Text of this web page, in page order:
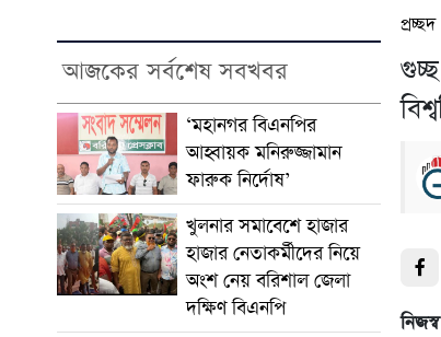
আজকের সর্বশেষ সবখবর
‘মহানগর বিএনপির
আহ্বায়ক মনিরুজ্জামান
ফারুক নির্দোষ’
খুলনার সমাবেশে হাজার
হাজার নেতাকর্মীদের নিয়ে
অংশ নেয় বরিশাল জেলা
দক্ষিণ বিএনপি
প্রচ্ছদ